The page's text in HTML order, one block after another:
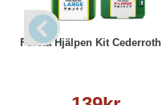
Första Hjälpen Kit Cederroth